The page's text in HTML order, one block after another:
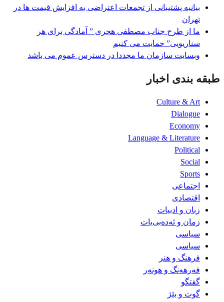
بیانیه پشتیبانی از تجمعات اعتراضی به افزایش قیمت ها در
تھران
ما از طرح جناب مصطفی هجری ” آمادگی برای هر
سناریویی” حمایت می کنیم
وبسایت سازمان ما مجددا در دسترس عموم می باشد
طبقه بندی اخبار
Culture & Art
Dialogue
Economy
Language & Literature
Political
Social
Sports
اجتماعی
اقتصادی
زبان و ادبیات
زمان و ئەدەبی‌یات
سیاسی
سیاسی
فرهنگ و هنر
فەرهەنگ و هونەر
گفتگو
گوت و بێژ